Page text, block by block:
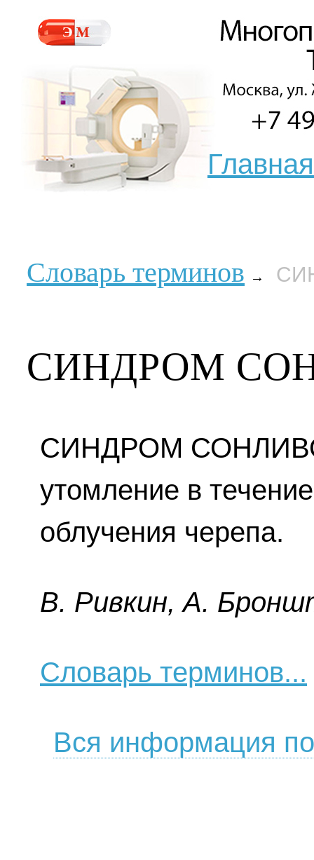
Главная
Словарь терминов →
СИНДРОМ
СИНДРОМ
утомление в
облучения черепа.
B. Pивкин, A.
Словарь терминов...
Вся информация